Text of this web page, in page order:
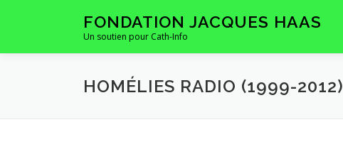
FONDATION JACQUES HAAS
Un soutien pour Cath-Info
HOMÉLIES RADIO (1999-2012)